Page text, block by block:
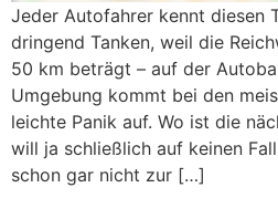
Jeder Autofahrer kennt diesen
dringend Tanken, weil die
50 km beträgt – auf der
Umgebung kommt bei den
leichte Panik auf. Wo ist die
will ja schließlich auf keinen
schon gar nicht zur […]